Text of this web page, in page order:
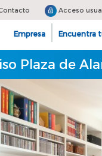
Acceso
Empresa Encuentra
Plaza de